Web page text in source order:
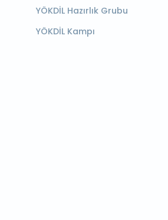
YÖKDİL Hazırlık Grubu
YÖKDİL Kampı